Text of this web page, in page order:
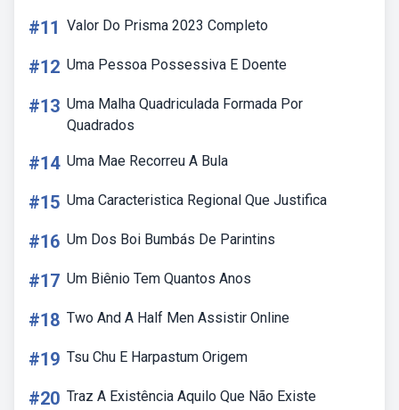
#11 Valor Do Prisma 2023 Completo
#12 Uma Pessoa Possessiva E Doente
#13 Uma Malha Quadriculada Formada Por
Quadrados
#14 Uma Mae Recorreu A Bula
#15 Uma Caracteristica Regional Que Justifica
#16 Um Dos Boi Bumbás De Parintins
#17 Um Biênio Tem Quantos Anos
#18 Two And A Half Men Assistir Online
#19 Tsu Chu E Harpastum Origem
#20 Traz A Existência Aquilo Que Não Existe